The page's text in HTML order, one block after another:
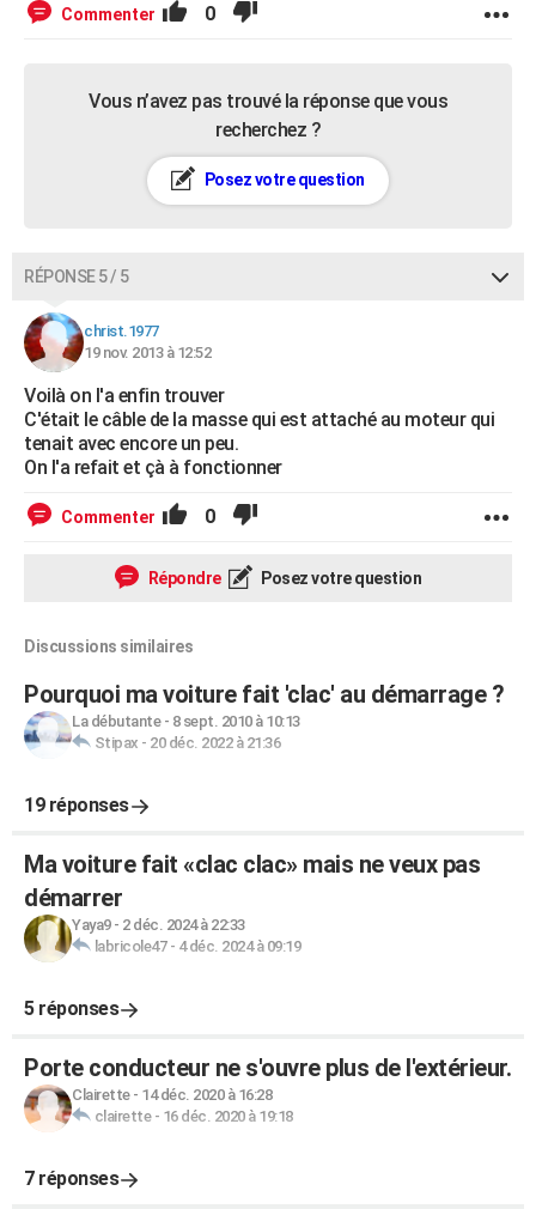
Commenter 0
Vous n’avez pas trouvé la réponse que vous
recherchez ?
Posez votre question
RÉPONSE 5 / 5
christ.1977
19 nov. 2013 à 12:52
Voilà on l'a enfin trouver
C'était le câble de la masse qui est attaché au moteur qui
tenait avec encore un peu.
On l'a refait et çà à fonctionner
Commenter 0
Répondre Posez votre question
Discussions similaires
Pourquoi ma voiture fait 'clac' au démarrage ?
La débutante- 8 sept. 2010 à 10:13
Stipax - 20 déc. 2022 à 21:36
19 réponses
Ma voiture fait «clac clac» mais ne veux pas
démarrer
Yaya9- 2 déc. 2024 à 22:33
labricole47- 4 déc. 2024 à 09:19
5 réponses
Porte conducteur ne s'ouvre plus de l'extérieur.
Clairette- 14 déc. 2020 à 16:28
clairette- 16 déc. 2020 à 19:18
7 réponses